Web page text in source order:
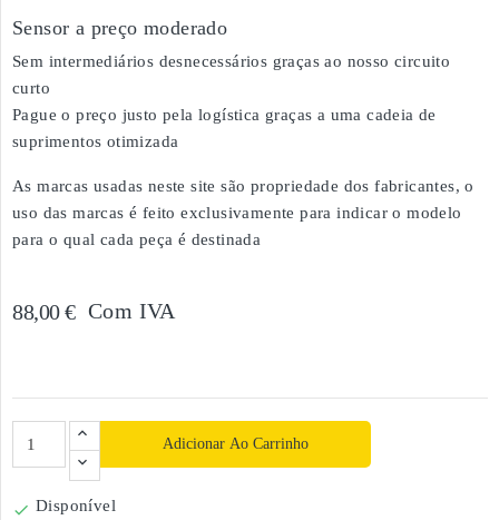
Sensor a preço moderado
Sem intermediários desnecessários graças ao nosso circuito
curto
Pague o preço justo pela logística graças a uma cadeia de
suprimentos otimizada
As marcas usadas neste site são propriedade dos fabricantes, o
uso das marcas é feito exclusivamente para indicar o modelo
para o qual cada peça é destinada
88,00 € Com IVA
Adicionar Ao Carrinho
 Disponível